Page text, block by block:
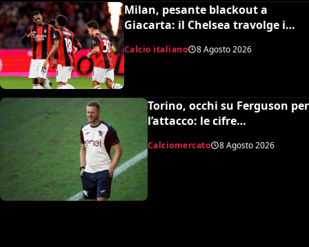
Milan, pesante blackout a
Giacarta: il Chelsea travolge i
rossoneri 3-0 in amichevole
Calcio italiano 8 Agosto 2026
Torino, occhi su Ferguson per
l’attacco: le cifre
Calciomercato 8 Agosto 2026